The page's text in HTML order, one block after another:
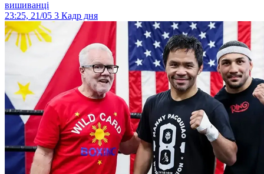
вишиванці
23:25, 21/05 3 Кадр дня